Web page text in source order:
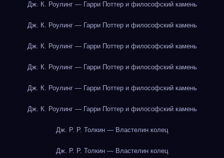
Дж. К. Роулинг — Гарри Поттер и философский камень
Дж. К. Роулинг — Гарри Поттер и философский камень
Дж. К. Роулинг — Гарри Поттер и философский камень
Дж. К. Роулинг — Гарри Поттер и философский камень
Дж. К. Роулинг — Гарри Поттер и философский камень
Дж. К. Роулинг — Гарри Поттер и философский камень
Дж. Р. Р. Толкин — Властелин колец
Дж. Р. Р. Толкин — Властелин колец